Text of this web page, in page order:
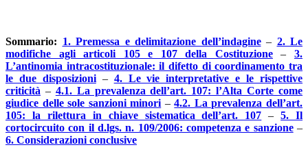
Sommario: 1. Premessa e delimitazione dell’indagine– 2. Le
modifiche agli articoli 105 e 107 della Costituzione–3.
L’antinomia intracostituzionale: il difetto di coordinamento tra
le due disposizioni– 4. Le vie interpretative e le rispettive
criticità – 4.1. La prevalenza dell’art. 107: l’Alta Corte come
giudice delle sole sanzioni minori –4.2. La prevalenza dell’art.
105: la rilettura in chiave sistematica dell’art. 107 –5. Il
cortocircuito con il d.lgs. n. 109/2006: competenza e sanzione–
6. Considerazioni conclusive